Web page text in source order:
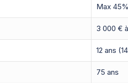
Max
3 000 €
12 ans
75 ans